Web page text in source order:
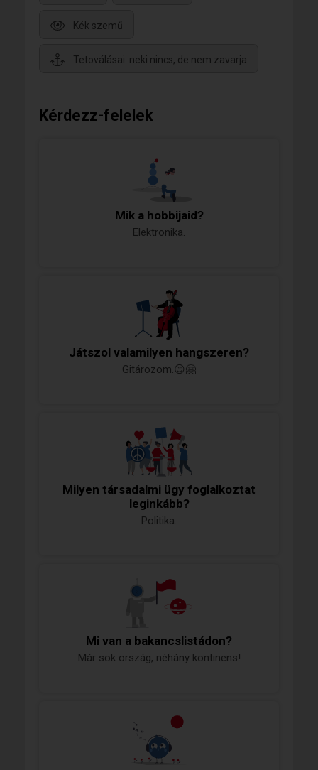
Kék szemű
Tetoválásai: neki nincs, de nem zavarja
Kérdezz-felelek
Mik a hobbijaid?
Elektronika.
Játszol valamilyen hangszeren?
Gitározom.😊🤗
Milyen társadalmi ügy foglalkoztat
leginkább?
Politika.
Mi van a bakancslistádon?
Már sok ország, néhány kontinens!